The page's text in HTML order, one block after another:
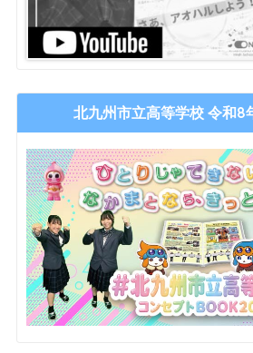
北九州市立高等学校 令和8